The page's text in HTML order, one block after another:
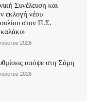
Συνέλευση και
εκλογή νέου
στον Π.Σ.
2026
απόψε στη Σάμη
2026